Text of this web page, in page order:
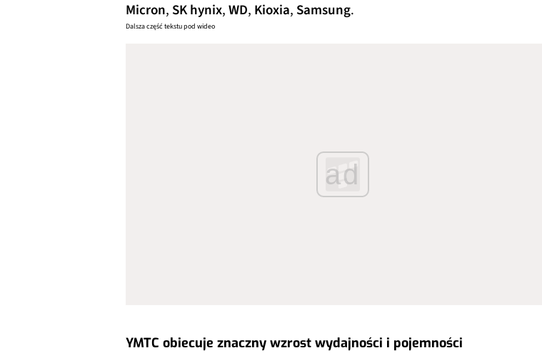
Micron, SK hynix,WD, Kioxia, Samsung.
Dalsza część tekstu pod wideo
ad
YMTC obiecuje znaczny wzrost wydajności i pojemności